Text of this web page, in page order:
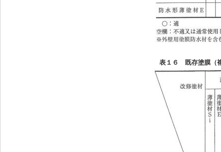
表１６ 既存塗膜（